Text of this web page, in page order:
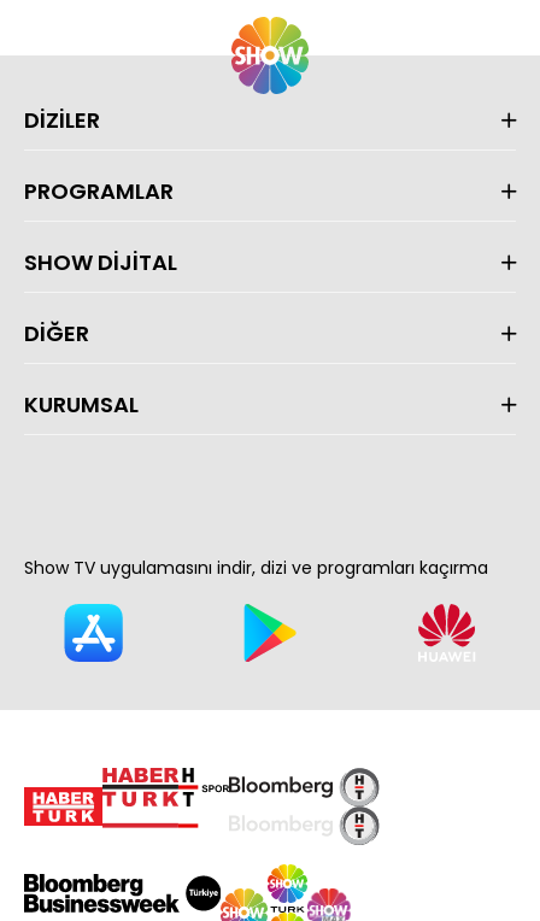
DİZİLER
PROGRAMLAR
SHOW DİJİTAL
DİĞER
KURUMSAL
Show TV uygulamasını indir, dizi ve programları kaçırma